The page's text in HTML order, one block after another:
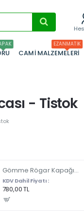
CAMI MALZEMELERI
EZANMATIK
- Tistok
Gömme Rögar Kapağı - Seramik - Fayans Ve Mermer Zeminlerde Gizli Çerçeve Kapak 55 x 55 - ÇİFT KULPLU
KDV Dahil Fiyatı :
780,00 TL